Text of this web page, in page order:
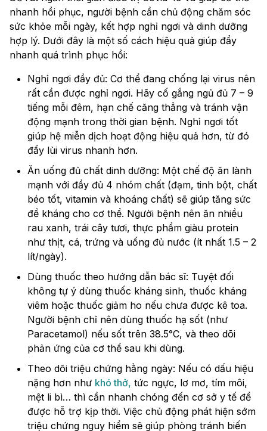
nhanh hồi phục, người bệnh cần chủ động chăm sóc
sức khỏe mỗi ngày, kết hợp nghỉ ngơi và dinh dưỡng
hợp lý. Dưới đây là một số cách hiệu quả giúp đẩy
nhanh quá trình phục hồi:
Nghỉ ngơi đầy đủ: Cơ thể đang chống lại virus nên
rất cần được nghỉ ngơi. Hãy cố gắng ngủ đủ 7 – 9
tiếng mỗi đêm, hạn chế căng thẳng và tránh vận
động mạnh trong thời gian bệnh. Nghỉ ngơi tốt
giúp hệ miễn dịch hoạt động hiệu quả hơn, từ đó
đẩy lùi virus nhanh hơn.
Ăn uống đủ chất dinh dưỡng: Một chế độ ăn lành
mạnh với đầy đủ 4 nhóm chất (đạm, tinh bột, chất
béo tốt, vitamin và khoáng chất) sẽ giúp tăng sức
đề kháng cho cơ thể. Người bệnh nên ăn nhiều
rau xanh, trái cây tươi, thực phẩm giàu protein
như thịt, cá, trứng và uống đủ nước (ít nhất 1.5 – 2
lít/ngày).
Dùng thuốc theo hướng dẫn bác sĩ: Tuyệt đối
không tự ý dùng thuốc kháng sinh, thuốc kháng
viêm hoặc thuốc giảm ho nếu chưa được kê toa.
Người bệnh chỉ nên dùng thuốc hạ sốt (như
Paracetamol) nếu sốt trên 38.5°C, và theo dõi
phản ứng của cơ thể sau khi dùng.
Theo dõi triệu chứng hằng ngày: Nếu có dấu hiệu
nặng hơn như khó thở, tức ngực, lơ mơ, tím môi,
mệt li bì… thì cần nhanh chóng đến cơ sở y tế để
được hỗ trợ kịp thời. Việc chủ động phát hiện sớm
triệu chứng nguy hiểm sẽ giúp phòng tránh biến